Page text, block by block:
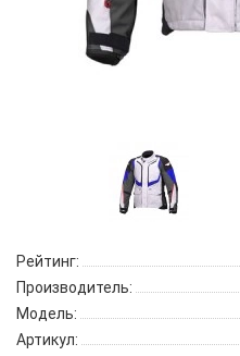
Рейтинг:
Производитель:
Модель:
Артикул: